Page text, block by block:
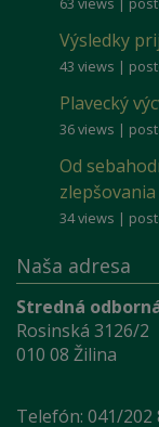
Výsledky
43 views |
Plavecký
36 views |
Od
zlepšovania
34 views |
Naša adresa
Stredná
Rosinská 3126/2
010 08 Žilina
Telefón: 041/202